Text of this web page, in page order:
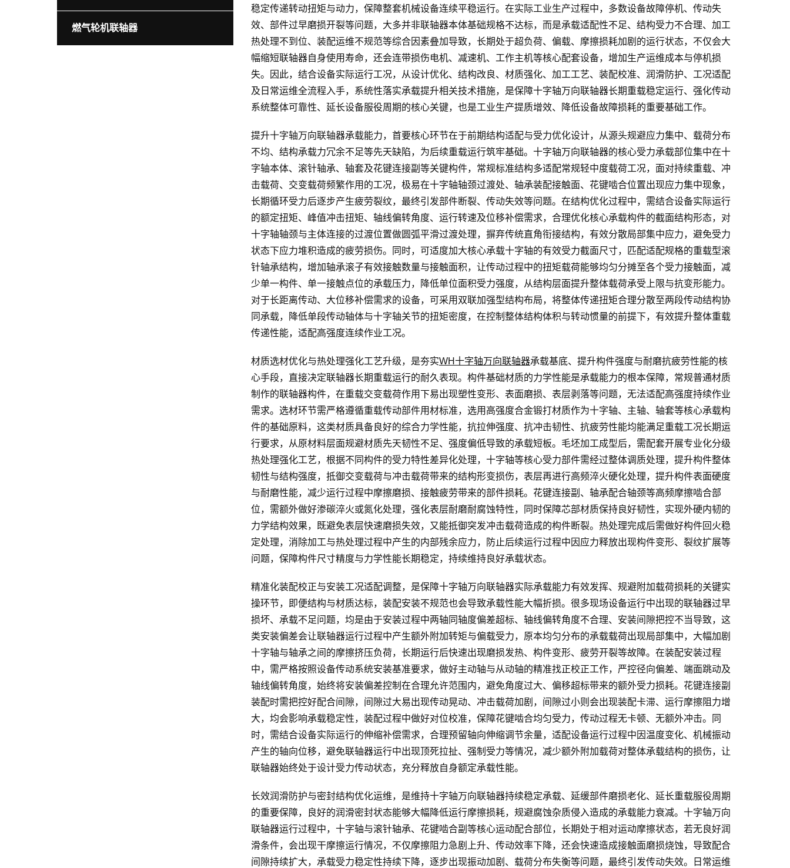
稳定传递转动扭矩与动力，保障整套机械设备连续平稳运行。在实际工业生产过程中，多数设备故障停机、传动失
效、部件过早磨损开裂等问题，大多并非联轴器本体基础规格不达标，而是承载适配性不足、结构受力不合理、加工
热处理不到位、装配运维不规范等综合因素叠加导致，长期处于超负荷、偏载、摩擦损耗加剧的运行状态，不仅会大
幅缩短联轴器自身使用寿命，还会连带损伤电机、减速机、工作主机等核心配套设备，增加生产运维成本与停机损
失。因此，结合设备实际运行工况，从设计优化、结构改良、材质强化、加工工艺、装配校准、润滑防护、工况适配
及日常运维全流程入手，系统性落实承载提升相关技术措施，是保障十字轴万向联轴器长期重载稳定运行、强化传动
系统整体可靠性、延长设备服役周期的核心关键，也是工业生产提质增效、降低设备故障损耗的重要基础工作。
提升十字轴万向联轴器承载能力，首要核心环节在于前期结构适配与受力优化设计，从源头规避应力集中、载荷分布
不均、结构承载力冗余不足等先天缺陷，为后续重载运行筑牢基础。十字轴万向联轴器的核心受力承载部位集中在十
字轴本体、滚针轴承、轴套及花键连接副等关键构件，常规标准结构多适配常规轻中度载荷工况，面对持续重载、冲
击载荷、交变载荷频繁作用的工况，极易在十字轴轴颈过渡处、轴承装配接触面、花键啮合位置出现应力集中现象，
长期循环受力后逐步产生疲劳裂纹，最终引发部件断裂、传动失效等问题。在结构优化过程中，需结合设备实际运行
的额定扭矩、峰值冲击扭矩、轴线偏转角度、运行转速及位移补偿需求，合理优化核心承载构件的截面结构形态，对
十字轴轴颈与主体连接的过渡位置做圆弧平滑过渡处理，摒弃传统直角衔接结构，有效分散局部集中应力，避免受力
状态下应力堆积造成的疲劳损伤。同时，可适度加大核心承载十字轴的有效受力截面尺寸，匹配适配规格的重载型滚
针轴承结构，增加轴承滚子有效接触数量与接触面积，让传动过程中的扭矩载荷能够均匀分摊至各个受力接触面，减
少单一构件、单一接触点位的承载压力，降低单位面积受力强度，从结构层面提升整体载荷承受上限与抗变形能力。
对于长距离传动、大位移补偿需求的设备，可采用双联加强型结构布局，将整体传递扭矩合理分散至两段传动结构协
同承载，降低单段传动轴体与十字轴关节的扭矩密度，在控制整体结构体积与转动惯量的前提下，有效提升整体重载
传递性能，适配高强度连续作业工况。
材质选材优化与热处理强化工艺升级，是夯实WH十字轴万向联轴器承载基底、提升构件强度与耐磨抗疲劳性能的核
心手段，直接决定联轴器长期重载运行的耐久表现。构件基础材质的力学性能是承载能力的根本保障，常规普通材质
制作的联轴器构件，在重载交变载荷作用下易出现塑性变形、表面磨损、表层剥落等问题，无法适配高强度持续作业
需求。选材环节需严格遵循重载传动部件用材标准，选用高强度合金锻打材质作为十字轴、主轴、轴套等核心承载构
件的基础原料，这类材质具备良好的综合力学性能，抗拉伸强度、抗冲击韧性、抗疲劳性能均能满足重载工况长期运
行要求，从原材料层面规避材质先天韧性不足、强度偏低导致的承载短板。毛坯加工成型后，需配套开展专业化分级
热处理强化工艺，根据不同构件的受力特性差异化处理，十字轴等核心受力部件需经过整体调质处理，提升构件整体
韧性与结构强度，抵御交变载荷与冲击载荷带来的结构形变损伤，表层再进行高频淬火硬化处理，提升构件表面硬度
与耐磨性能，减少运行过程中摩擦磨损、接触疲劳带来的部件损耗。花键连接副、轴承配合轴颈等高频摩擦啮合部
位，需额外做好渗碳淬火或氮化处理，强化表层耐磨耐腐蚀特性，同时保障芯部材质保持良好韧性，实现外硬内韧的
力学结构效果，既避免表层快速磨损失效，又能抵御突发冲击载荷造成的构件断裂。热处理完成后需做好构件回火稳
定处理，消除加工与热处理过程中产生的内部残余应力，防止后续运行过程中因应力释放出现构件变形、裂纹扩展等
问题，保障构件尺寸精度与力学性能长期稳定，持续维持良好承载状态。
精准化装配校正与安装工况适配调整，是保障十字轴万向联轴器实际承载能力有效发挥、规避附加载荷损耗的关键实
操环节，即便结构与材质达标，装配安装不规范也会导致承载性能大幅折损。很多现场设备运行中出现的联轴器过早
损坏、承载不足问题，均是由于安装过程中两轴同轴度偏差超标、轴线偏转角度不合理、安装间隙把控不当导致，这
类安装偏差会让联轴器运行过程中产生额外附加转矩与偏载受力，原本均匀分布的承载载荷出现局部集中，大幅加剧
十字轴与轴承之间的摩擦挤压负荷，长期运行后快速出现磨损发热、构件变形、疲劳开裂等故障。在装配安装过程
中，需严格按照设备传动系统安装基准要求，做好主动轴与从动轴的精准找正校正工作，严控径向偏差、端面跳动及
轴线偏转角度，始终将安装偏差控制在合理允许范围内，避免角度过大、偏移超标带来的额外受力损耗。花键连接副
装配时需把控好配合间隙，间隙过大易出现传动晃动、冲击载荷加剧，间隙过小则会出现装配卡滞、运行摩擦阻力增
大，均会影响承载稳定性，装配过程中做好对位校准，保障花键啮合均匀受力，传动过程无卡顿、无额外冲击。同
时，需结合设备实际运行的伸缩补偿需求，合理预留轴向伸缩调节余量，适配设备运行过程中因温度变化、机械振动
产生的轴向位移，避免联轴器运行中出现顶死拉扯、强制受力等情况，减少额外附加载荷对整体承载结构的损伤，让
联轴器始终处于设计受力传动状态，充分释放自身额定承载性能。
长效润滑防护与密封结构优化运维，是维持十字轴万向联轴器持续稳定承载、延缓部件磨损老化、延长重载服役周期
的重要保障，良好的润滑密封状态能够大幅降低运行摩擦损耗，规避腐蚀杂质侵入造成的承载能力衰减。十字轴万向
联轴器运行过程中，十字轴与滚针轴承、花键啮合副等核心运动配合部位，长期处于相对运动摩擦状态，若无良好润
滑条件，会出现干摩擦运行情况，不仅摩擦阻力急剧上升、传动效率下降，还会快速造成接触面磨损烧蚀，导致配合
间隙持续扩大，承载受力稳定性持续下降，逐步出现振动加剧、载荷分布失衡等问题，最终引发传动失效。日常运维
燃气轮机联轴器